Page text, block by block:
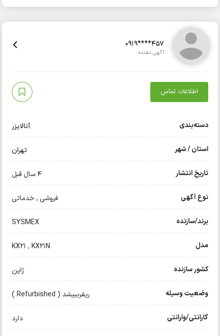
0919****457
آگهی دهنده
اطلاعات تماس
دسته‌بندی آنالایزر
استان / شهر تهران
تاریخ انتشار 4 سال قبل
نوع آگهی فروشی , خدماتی
برند/سازنده SYSMEX
مدل KX21 , KX21N
کشور سازنده ژاپن
وضعیت وسیله ریفربییشد ( Refurbished )
گارانتی/وارانتی دارد